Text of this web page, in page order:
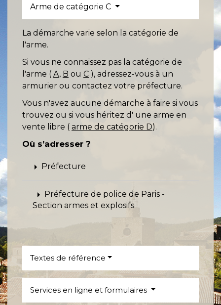
Arme de catégorie C
La démarche varie selon la catégorie de
l'arme.
Si vous ne connaissez pas la catégorie de
l'arme ( A, B ou C ), adressez-vous à un
armurier ou contactez votre préfecture.
Vous n'avez aucune démarche à faire si vous
trouvez ou si vous héritez d' une arme en
vente libre ( arme de catégorie D).
Où s’adresser ?
arrow_right Préfecture
arrow_right Préfecture de police de Paris -
Section armes et explosifs
Textes de référence
Services en ligne et formulaires